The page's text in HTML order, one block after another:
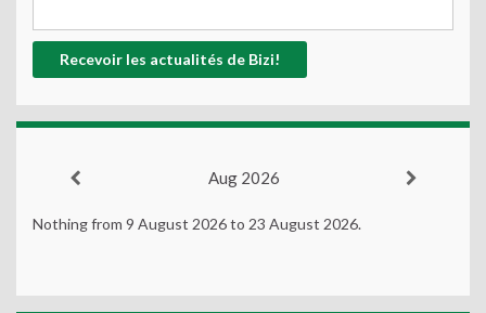
Aug 2026
Nothing from 9 August 2026 to 23 August 2026.